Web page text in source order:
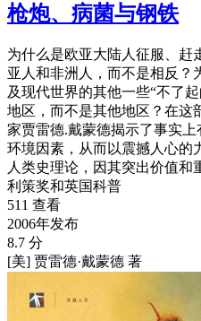
枪炮、病菌与钢铁
为什么是欧亚大陆人征服、赶
亚人和非洲人，而不是相反？
及现代世界的其他一些“不了
地区，而不是其他地区？在这
家贾雷德.戴蒙德揭示了事实
环境因素，从而以震撼人心的
人类史理论，因其突出价值和
利策奖和英国科普
511 查看
2006年发布
8.7 分
[美] 贾雷德·戴蒙德 著